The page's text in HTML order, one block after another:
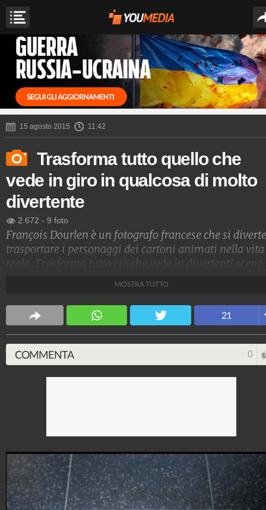
15 agosto 2015 11:42
Trasforma tutto quello che
vede in giro in qualcosa di molto
divertente
2.672 - 9 foto
François Dourlen è un fotografo francese che si
trasportare i personaggi dei cartoni animati nella vita
reale. Trasforma tutto ciò che vede in divertenti scene
Design Fanpage
70.432.054 349 video 13.554 foto
MOSTRA TUTTO
21
COMMENTA 0